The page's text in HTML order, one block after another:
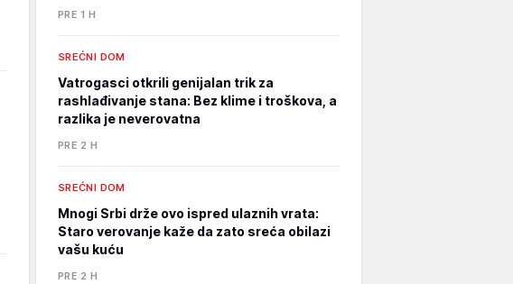
PRE 1 H
SREĆNI DOM
Vatrogasci otkrili genijalan trik za
rashlađivanje stana: Bez klime i troškova, a
razlika je neverovatna
PRE 2 H
SREĆNI DOM
Mnogi Srbi drže ovo ispred ulaznih vrata:
Staro verovanje kaže da zato sreća obilazi
vašu kuću
PRE 2 H